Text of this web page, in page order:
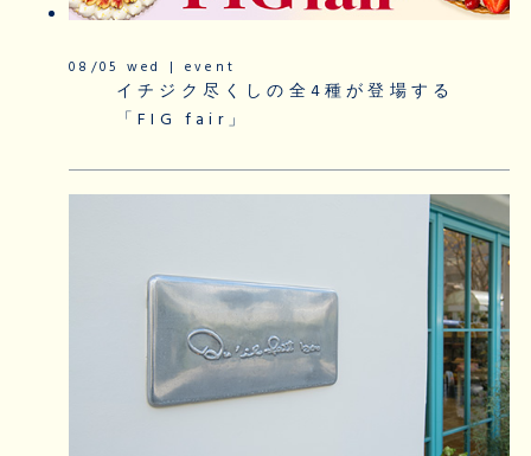
08/05 wed | event
イチジク尽くしの全4種が登場する
「FIG fair」